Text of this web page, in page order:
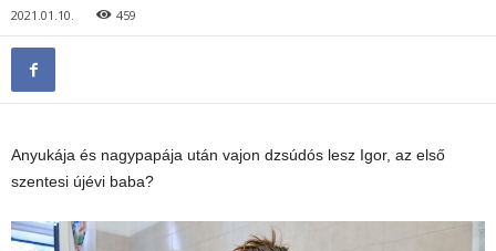
2021.01.10. 459
Anyukája és nagypapája után vajon dzsúdós lesz Igor, az első
szentesi újévi baba?